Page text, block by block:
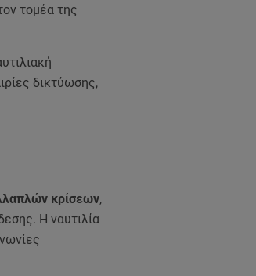
τομέα της
δικτύωσης,
κρίσεων,
Η ναυτιλία